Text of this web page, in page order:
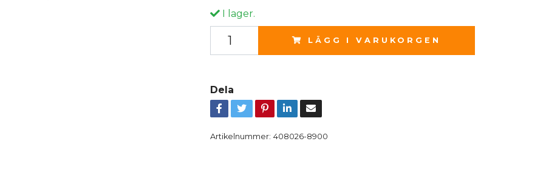
I lager.
LÄGG I VARUKORGEN
Dela
Artikelnummer: 408026-8900